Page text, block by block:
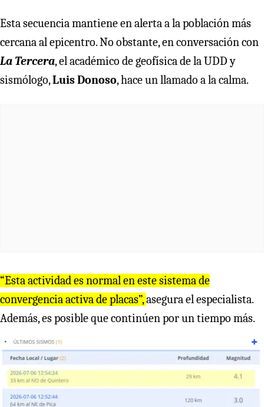
Esta secuencia mantiene en alerta a la población más
cercana al epicentro. No obstante, en conversación con
La Tercera, el académico de geofísica de la UDD y
sismólogo,Luis Donoso, hace un llamado a la calma.
“Esta actividad es normal en este sistema de
convergencia activa de placas”,asegura el especialista.
Además, es posible que continúen por un tiempo más.